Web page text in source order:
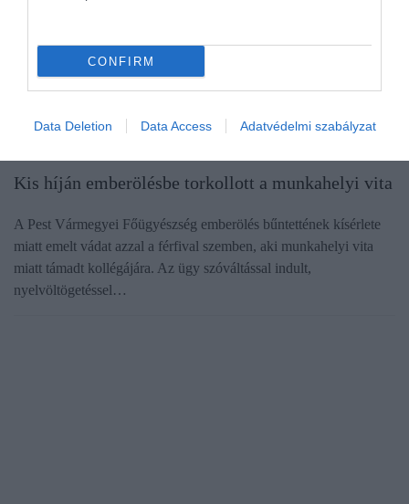
CONFIRM
Data Deletion Data Access Adatvédelmi szabályzat
Kis híján emberölésbe torkollott a munkahelyi vita
A Pest Vármegyei Főügyészség emberölés bűntettének kísérlete
miatt emelt vádat azzal a férfival szemben, aki munkahelyi vita
miatt támadt kollégájára. Az ügy szóváltással indult,
nyelvöltögetéssel…